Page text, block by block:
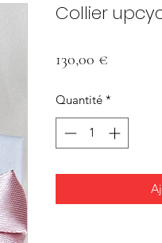
Collier
130,00 €
Quantité *